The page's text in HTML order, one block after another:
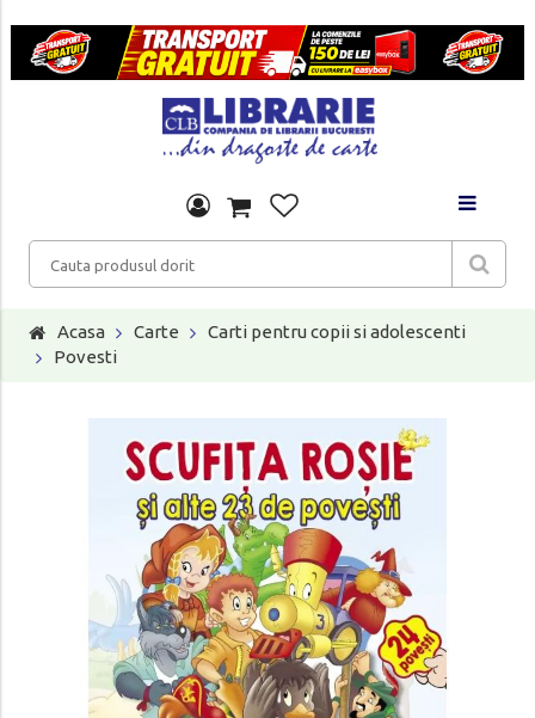
Acasa Carte
Carti pentru copii si adolescenti
Povesti